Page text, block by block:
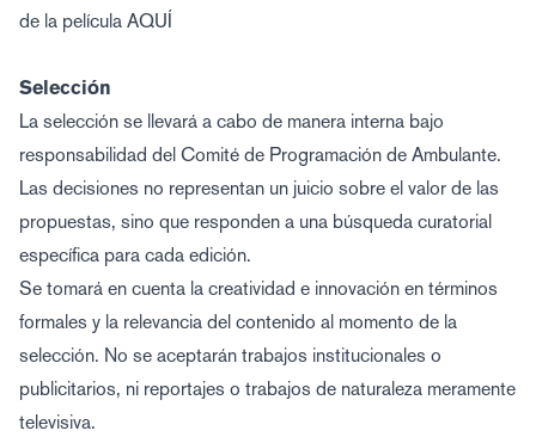
de la película AQUÍ
Selección
La selección se llevará a cabo de manera interna bajo
responsabilidad del Comité de Programación de Ambulante.
Las decisiones no representan un juicio sobre el valor de las
propuestas, sino que responden a una búsqueda curatorial
específica para cada edición.
Se tomará en cuenta la creatividad e innovación en términos
formales y la relevancia del contenido al momento de la
selección. No se aceptarán trabajos institucionales o
publicitarios, ni reportajes o trabajos de naturaleza meramente
televisiva.